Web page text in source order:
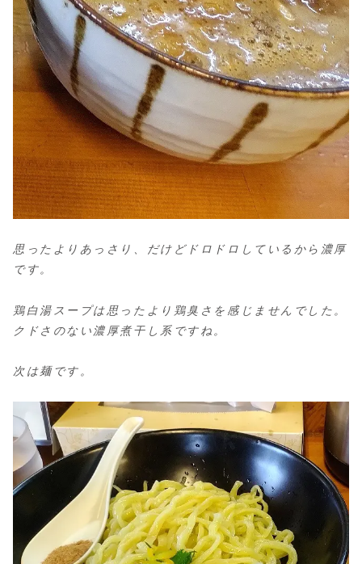
思ったよりあっさり、だけどドロドロしているから濃厚
です。
鶏白湯スープは思ったより鶏臭さを感じませんでした。
クドさのない濃厚煮干し系ですね。
次は麺です。